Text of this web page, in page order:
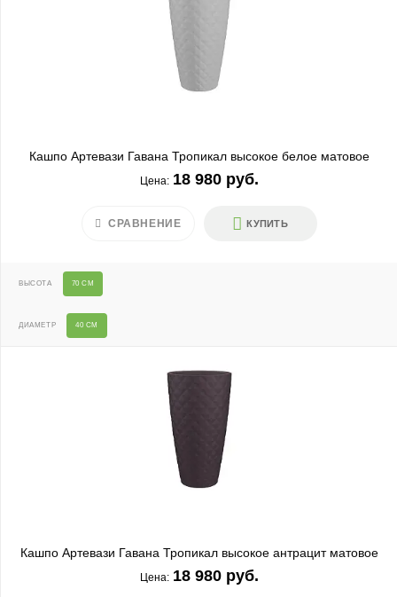
Кашпо Артевази Гавана Тропикал высокое белое матовое
Цена: 18 980 руб.
КУПИТЬ
СРАВНЕНИЕ
ВЫСОТА 70 СМ
ДИАМЕТР 40 СМ
Кашпо Артевази Гавана Тропикал высокое антрацит матовое
Цена: 18 980 руб.